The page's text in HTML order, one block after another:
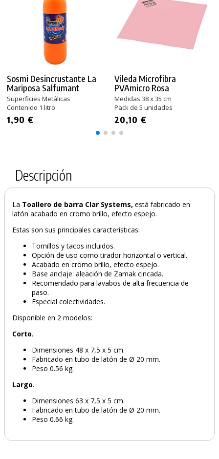
PRODUCTO AÑADIDO AL CARRITO
Sosmi Desincrustante La
Mariposa Salfumant
Superficies Metálicas
Contenido 1 litro
1,90 €
Vileda Microfibra
PVAmicro Rosa
Medidas 38 x 35 cm
Pack de 5 unidades
20,10 €
Descripción
La Toallero de barra Clar Systems,está fabricado en
latón acabado en cromo brillo, efecto espejo.
Estas son sus principales características:
Tornillos y tacos incluidos.
Opción de uso como tirador horizontal o vertical.
Acabado en cromo brillo, efecto espejo.
Base anclaje: aleación de Zamak cincada.
Recomendado para lavabos de alta frecuencia de
paso.
Especial colectividades.
Disponible en 2 modelos:
Corto.
Dimensiones 48 x 7,5 x 5 cm.
Fabricado en tubo de latón de Ø 20 mm.
Peso 0.56 kg.
Largo.
Dimensiones 63 x 7,5 x 5 cm.
Fabricado en tubo de latón de Ø 20 mm.
Peso 0.66 kg.